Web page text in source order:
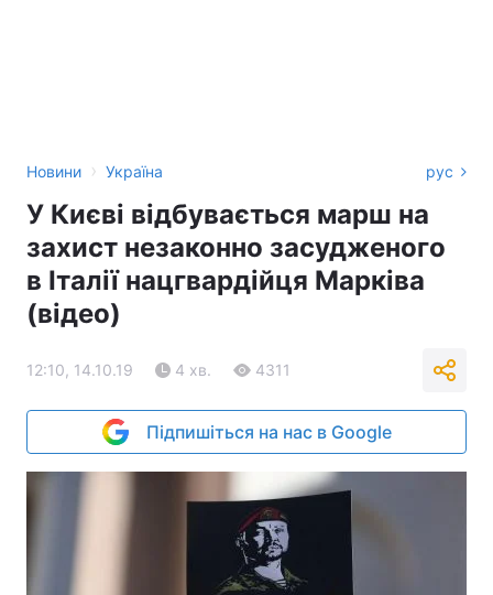
Новини › Україна рус
У Києві відбувається марш на
захист незаконно засудженого
в Італії нацгвардійця Марківа
(відео)
12:10, 14.10.19 4 хв. 4311
Підпишіться на нас в Google